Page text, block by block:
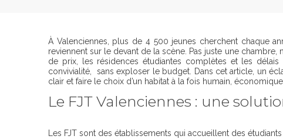
À Valenciennes, plus de 4 500 jeunes cherchent chaque
reviennent sur le devant de la scène. Pas juste une
de prix, les résidences étudiantes complètes et les
convivialité, sans exploser le budget. Dans cet article, un
clair et faire le choix d’un habitat à la fois humain,
Le FJT Valenciennes : une
Les FJT sont des établissements qui accueillent des